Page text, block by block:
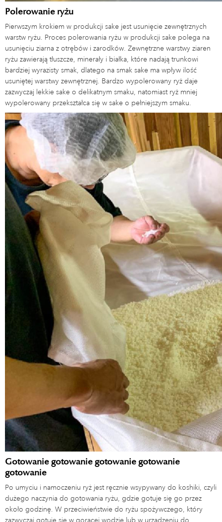
Polerowanie ryżu
Pierwszym krokiem w produkcji sake jest usunięcie zewnętrznych
warstw ryżu. Proces polerowania ryżu w produkcji sake polega na
usunięciu ziarna z otrębów i zarodków. Zewnętrzne warstwy ziaren
ryżu zawierają tłuszcze, minerały i białka, które nadają trunkowi
bardziej wyrazisty smak, dlatego na smak sake ma wpływ ilość
usuniętej warstwy zewnętrznej. Bardzo wypolerowany ryż daje
zazwyczaj lekkie sake o delikatnym smaku, natomiast ryż mniej
wypolerowany przekształca się w sake o pełniejszym smaku.
Gotowanie gotowanie gotowanie gotowanie
gotowanie
Po umyciu i namoczeniu ryż jest ręcznie wsypywany do koshiki, czyli
dużego naczynia do gotowania ryżu, gdzie gotuje się go przez
około godzinę. W przeciwieństwie do ryżu spożywczego, który
zazwyczaj gotuje się w gorącej wodzie lub w urządzeniu do